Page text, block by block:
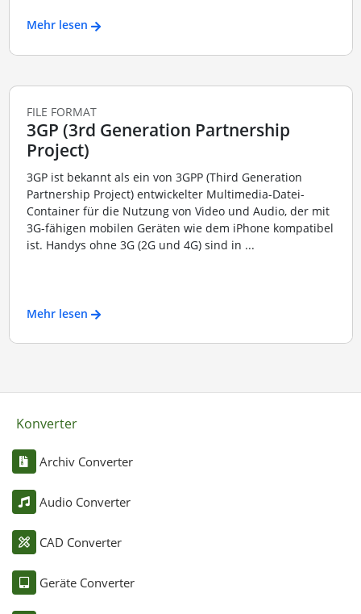
Mehr lesen
FILE FORMAT
3GP (3rd Generation Partnership
Project)
3GP ist bekannt als ein von 3GPP (Third Generation
Partnership Project) entwickelter Multimedia-Datei-
Container für die Nutzung von Video und Audio, der mit
3G-fähigen mobilen Geräten wie dem iPhone kompatibel
ist. Handys ohne 3G (2G und 4G) sind in ...
Mehr lesen
Konverter
Archiv Converter
Audio Converter
CAD Converter
Geräte Converter